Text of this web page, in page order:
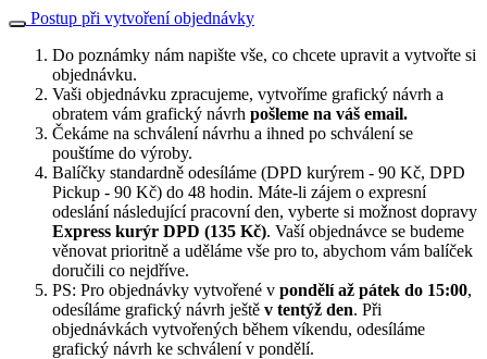
Postup při vytvoření objednávky
Do poznámky nám napište vše, co chcete upravit a vytvořte si
objednávku.
Vaši objednávku zpracujeme, vytvoříme grafický návrh a
obratem vám grafický návrh pošleme na váš email.
Čekáme na schválení návrhu a ihned po schválení se
pouštíme do výroby.
Balíčky standardně odesíláme (DPD kurýrem - 90 Kč, DPD
Pickup - 90 Kč) do 48 hodin. Máte-li zájem o expresní
odeslání následující pracovní den, vyberte si možnost dopravy
Express kurýr DPD (135 Kč). Vaší objednávce se budeme
věnovat prioritně a uděláme vše pro to, abychom vám balíček
doručili co nejdříve.
PS: Pro objednávky vytvořené v pondělí až pátek do 15:00,
odesíláme grafický návrh ještě v tentýž den. Při
objednávkách vytvořených během víkendu, odesíláme
grafický návrh ke schválení v pondělí.